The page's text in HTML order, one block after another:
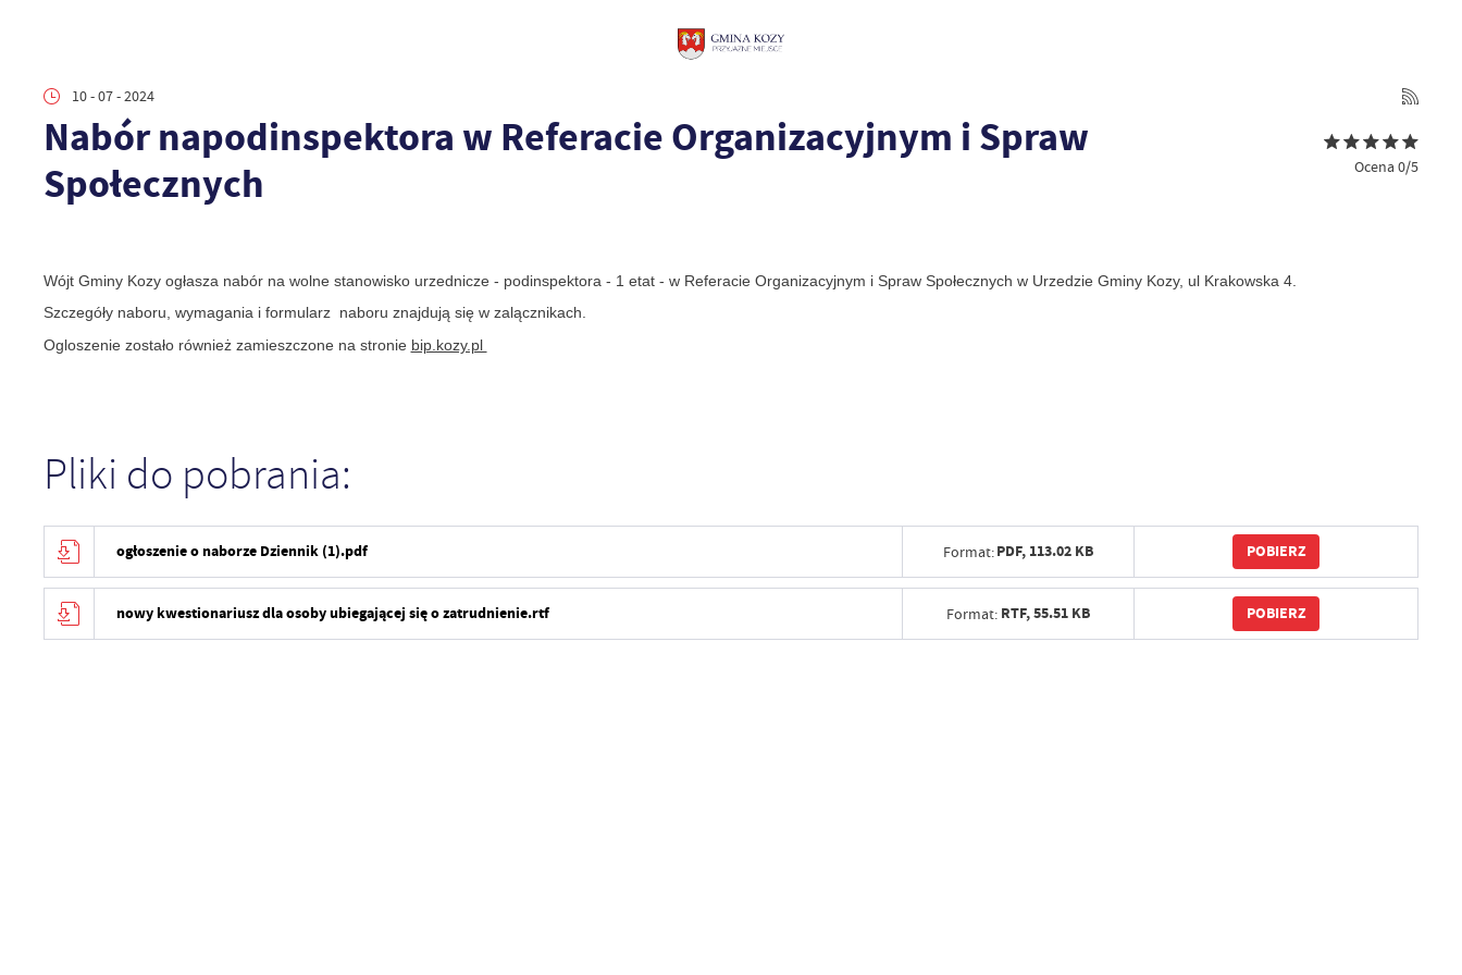
10 - 07 - 2024
Nabór napodinspektora w Referacie Organizacyjnym i Spraw
Społecznych
Ocena 0/5
Wójt Gminy Kozy ogłasza nabór na wolne stanowisko urzednicze - podinspektora - 1 etat - w Referacie Organizacyjnym i Spraw Społecznych w Urzedzie Gminy Kozy, ul Krakowska 4.
Szczegóły naboru, wymagania i formularz naboru znajdują się w zalącznikach.
Ogloszenie zostało również zamieszczone na stronie bip.kozy.pl
Pliki do pobrania:
ogłoszenie o naborze Dziennik (1).pdf Format:PDF, 113.02 KB POBIERZ
nowy kwestionariusz dla osoby ubiegającej się o zatrudnienie.rtf Format: RTF,55.51 KB POBIERZ